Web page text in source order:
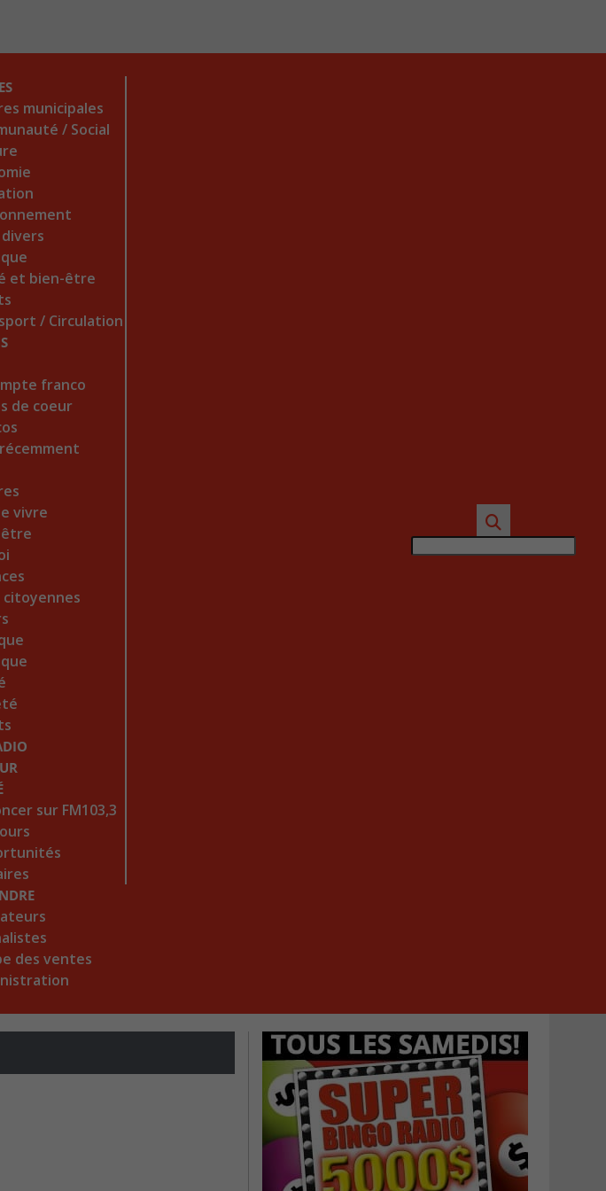
municipales
/ Social
et bien-être
/ Circulation
franco
de coeur
vivre
citoyennes
sur FM103,3
des ventes